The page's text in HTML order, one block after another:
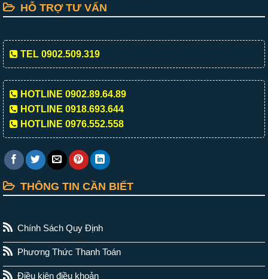
HỖ TRỢ TƯ VẤN
TEL 0902.509.319
HOTLINE 0902.89.64.89
HOTLINE 0918.693.644
HOTLINE 0976.552.558
THÔNG TIN CẦN BIẾT
Chính Sách Quy Định
Phương Thức Thanh Toán
Điều kiện điều khoản